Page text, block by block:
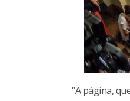
“A página,